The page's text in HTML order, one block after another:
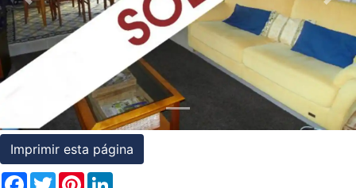
Assessoria
Jurídica
Previous Next
Imprimir esta página
Facebook
TwitterPinterest